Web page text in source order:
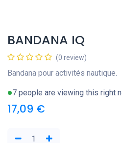
BANDANA IQ
(0 review)
Bandana pour activités nautique.
7 people are viewing this right
17,09 €